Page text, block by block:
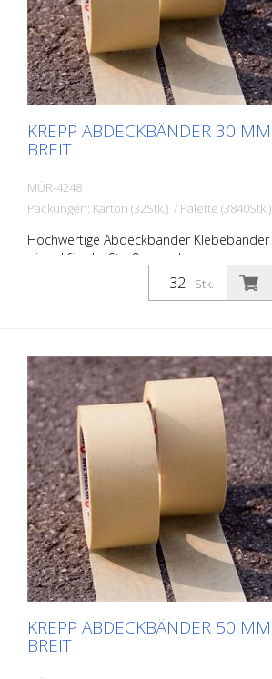
KREPP ABDECKBÄNDER 30 MM
BREIT
MÜR-4248
Packungen: Karton (32Stk.) / Palette (3840Stk.)
Hochwertige Abdeckbänder Klebebänder
- ideal für die Straßenmarkierung zum
Abkleben von Schutzwegen, Zeichen,
Symbolen, usw. Breite: 30 mm Länge: 50
Stk.
KREPP ABDECKBÄNDER 50 MM
BREIT